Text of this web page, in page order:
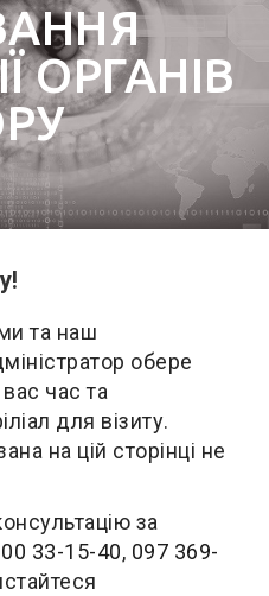
ОРГАНІВ
та наш
обере
час та
для візиту.
на цій сторінці не
за
33-15-40, 097 369-